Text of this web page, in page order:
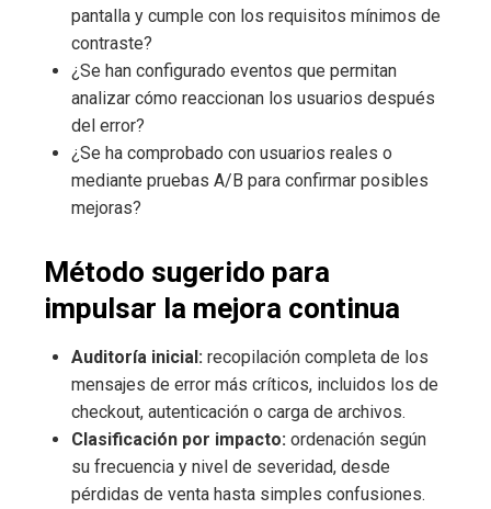
pantalla y cumple con los requisitos mínimos de
contraste?
¿Se han configurado eventos que permitan
analizar cómo reaccionan los usuarios después
del error?
¿Se ha comprobado con usuarios reales o
mediante pruebas A/B para confirmar posibles
mejoras?
Método sugerido para
impulsar la mejora continua
Auditoría inicial: recopilación completa de los
mensajes de error más críticos, incluidos los de
checkout, autenticación o carga de archivos.
Clasificación por impacto: ordenación según
su frecuencia y nivel de severidad, desde
pérdidas de venta hasta simples confusiones.